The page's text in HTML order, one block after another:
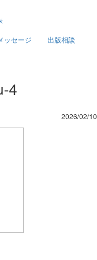
ッセージ
出版相談
4
2026/02/10